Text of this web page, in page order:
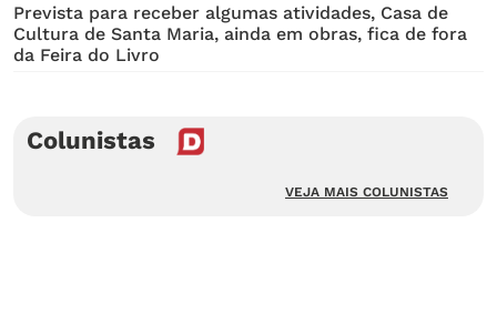
Prevista para receber algumas atividades, Casa de
Cultura de Santa Maria, ainda em obras, fica de fora
da Feira do Livro
Colunistas
VEJA MAIS COLUNISTAS